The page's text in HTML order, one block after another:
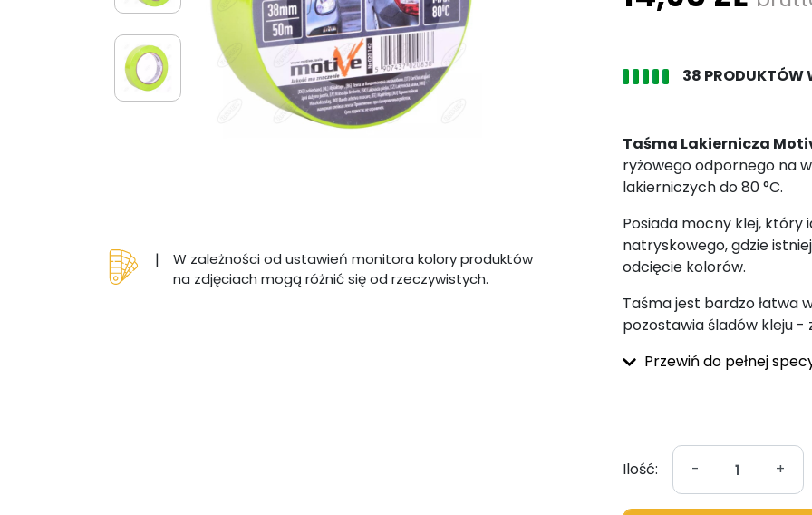
|
W zależności od ustawień monitora kolory produktów
na zdjęciach mogą różnić się od rzeczywistych.
38 PRODUKTÓW
Taśma Lakiernicza
ryżowego odpornego na
lakierniczych do 80 °C.
Posiada mocny klej, który
natryskowego, gdzie
odcięcie kolorów.
Taśma jest bardzo łatwa
pozostawia śladów kleju
Przewiń do pełnej
Ilość: - +